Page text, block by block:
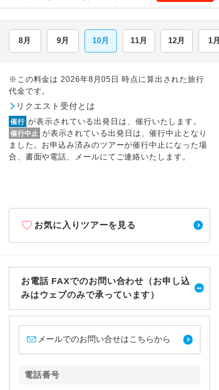
8月 9月 10月 11月 12月 1
※この料金は 2026年8月05日 時点に算出された旅行
代金です。
リクエスト受付とは
催行 が表示されている出発日は、催行いたします。
催行中止
が表示されている出発日は、催行中止となり
ました。お申込み済みのツアーが催行中止になった場
合、書面や電話、メールにてご連絡いたします。
お気に入りツアーを見る
お電話 FAXでのお問い合わせ（お申し込
みはウェブのみで承っています）
メールでのお問い合せはこちらから
電話番号